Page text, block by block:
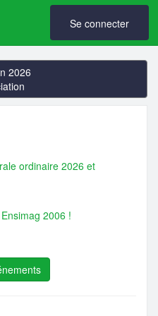
Se connecter
2026
ordinaire 2026 et
2006 !